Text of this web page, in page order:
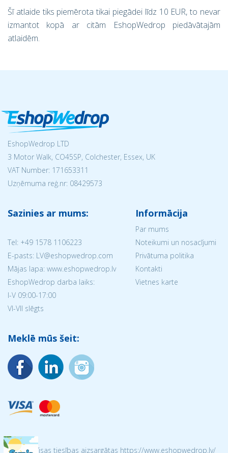
Šī atlaide tiks piemērota tikai piegādei līdz 10 EUR, to nevar
izmantot kopā ar citām EshopWedrop piedāvātajām
atlaidēm.
EshopWedrop LTD
3 Motor Walk, CO45SP, Colchester, Essex, UK
VAT Number: 171653311
Uzņēmuma reģ.nr: 08429573
Sazinies ar mums:
Tel: +49 1578 1106223
E-pasts: LV@eshopwedrop.com
Mājas lapa: www.eshopwedrop.lv
EshopWedrop darba laiks:
I-V 09:00-17:00
VI-VII slēgts
Informācija
Par mums
Noteikumi un nosacījumi
Privātuma politika
Kontakti
Vietnes karte
Meklē mūs šeit:
© 2026 Visas tiesības aizsargātas https://www.eshopwedrop.lv/